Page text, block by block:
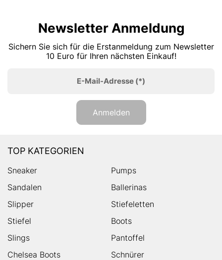
Newsletter Anmeldung
Sichern Sie sich für die Erstanmeldung zum Newsletter
10 Euro für Ihren nächsten Einkauf!
E-Mail-Adresse (*)
Anmelden
TOP KATEGORIEN
Sneaker
Pumps
Sandalen
Ballerinas
Slipper
Stiefeletten
Stiefel
Boots
Slings
Pantoffel
Chelsea Boots
Schnürer